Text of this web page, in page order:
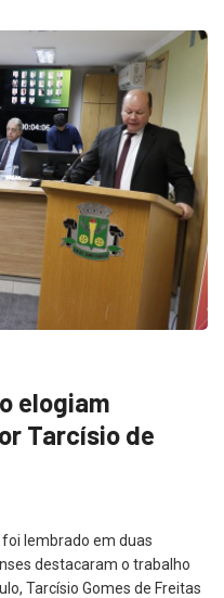
elogiam
Tarcísio de
lembrado em duas
destacaram o trabalho
Tarcísio Gomes de Freitas